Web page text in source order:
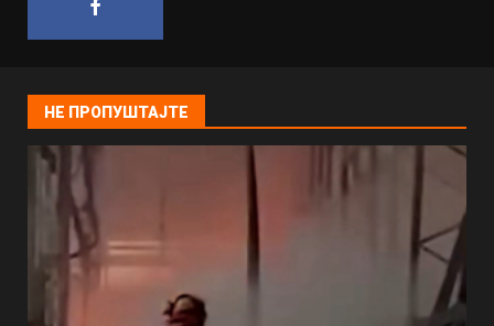
НЕ ПРОПУШТАЈТЕ